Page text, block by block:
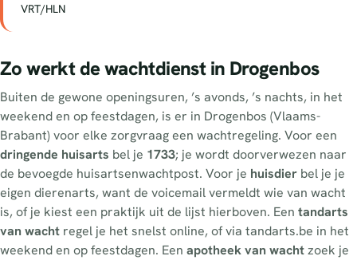
VRT/HLN
Zo werkt de wachtdienst in Drogenbos
Buiten de gewone openingsuren, ’s avonds, ’s nachts, in het
weekend en op feestdagen, is er in Drogenbos (Vlaams-
Brabant) voor elke zorgvraag een wachtregeling. Voor een
dringende huisarts bel je 1733; je wordt doorverwezen naar
de bevoegde huisartsenwachtpost. Voor je huisdier bel je je
eigen dierenarts, want de voicemail vermeldt wie van wacht
is, of je kiest een praktijk uit de lijst hierboven. Een tandarts
van wacht regel je het snelst online, of via tandarts.be in het
weekend en op feestdagen. Een apotheek van wachtzoek je